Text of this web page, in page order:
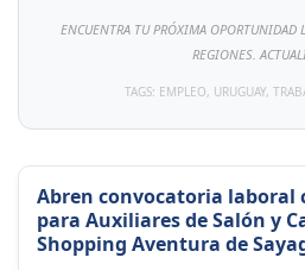
ENCUENTRA TU PRÓXIMA OPORTUNIDAD
REGIONES.
TAGS: EMPLEO, URUGUAY,
Abren convocatoria laboral
para Auxiliares de Salón y
Shopping Aventura de